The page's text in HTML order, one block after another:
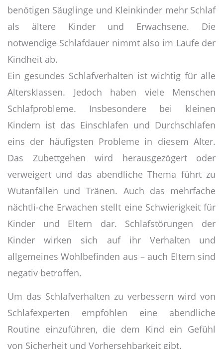
benötigen Säuglinge und Kleinkinder mehr Schlaf
als ältere Kinder und Erwachsene. Die
notwendige Schlafdauer nimmt also im Laufe der
Kindheit ab.
Ein gesundes Schlafverhalten ist wichtig für alle
Altersklassen. Jedoch haben viele Menschen
Schlafprobleme. Insbesondere bei kleinen
Kindern ist das Einschlafen und Durchschlafen
eins der häufigsten Probleme in diesem Alter.
Das Zubettgehen wird herausgezögert oder
verweigert und das abendliche Thema führt zu
Wutanfällen und Tränen. Auch das mehrfache
nächtli-che Erwachen stellt eine Schwierigkeit für
Kinder und Eltern dar. Schlafstörungen der
Kinder wirken sich auf ihr Verhalten und
allgemeines Wohlbefinden aus – auch Eltern sind
negativ betroffen.
Um das Schlafverhalten zu verbessern wird von
Schlafexperten empfohlen eine abendliche
Routine einzuführen, die dem Kind ein Gefühl
von Sicherheit und Vorhersehbarkeit gibt.